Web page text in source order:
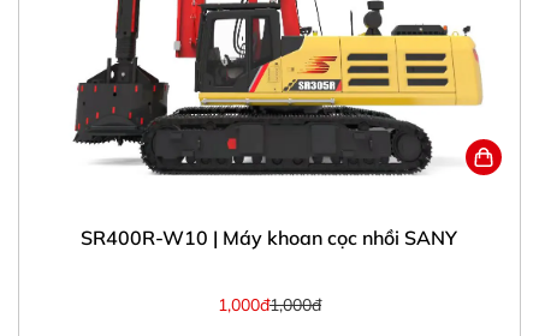
SR400R-W10 | Máy khoan cọc nhồi SANY
1,000đ1,000đ